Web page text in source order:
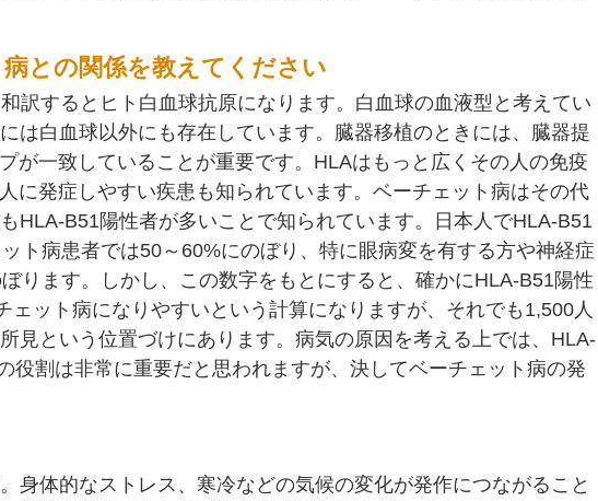
との関係を教えてください
訳するとヒト白血球抗原になります。白血球の血液型と考えてい
は白血球以外にも存在しています。臓器移植のときには、臓器提
が一致していることが重要です。HLAはもっと広くその人の免疫
に発症しやすい疾患も知られています。ベーチェット病はその代
HLA-B51陽性者が多いことで知られています。日本人でHLA-B51
ト病患者では50～60%にのぼり、特に眼病変を有する方や神経症
ります。しかし、この数字をもとにすると、確かにHLA-B51陽性
ット病になりやすいという計算になりますが、それでも1,500人
見という位置づけにあります。病気の原因を考える上では、HLA-
役割は非常に重要だと思われますが、決してベーチェット病の発
身体的なストレス、寒冷などの気候の変化が発作につながること